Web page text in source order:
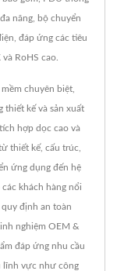
năng, bộ chuyển
đáp ứng các tiêu
RoHS cao.
chuyên biệt,
thiết kế và sản xuất
hợp dọc cao và
thiết kế, cấu trúc,
ứng dụng đến hệ
khách hàng nổi
định an toàn
nghiệm OEM &
đáp ứng nhu cầu
lĩnh vực như công